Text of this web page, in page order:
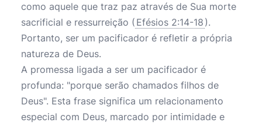
como aquele que traz paz através de Sua morte
sacrificial e ressurreição ( Efésios 2:14-18 ).
Portanto, ser um pacificador é refletir a própria
natureza de Deus.
A promessa ligada a ser um pacificador é
profunda: "porque serão chamados filhos de
Deus". Esta frase significa um relacionamento
especial com Deus, marcado por intimidade e